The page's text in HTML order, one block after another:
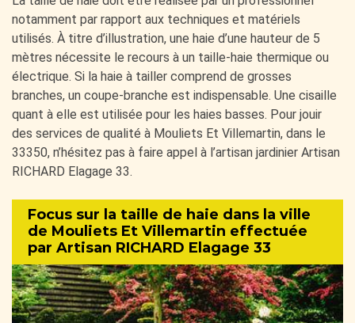
notamment par rapport aux techniques et matériels
utilisés. À titre d’illustration, une haie d’une hauteur de 5
mètres nécessite le recours à un taille-haie thermique ou
électrique. Si la haie à tailler comprend de grosses
branches, un coupe-branche est indispensable. Une cisaille
quant à elle est utilisée pour les haies basses. Pour jouir
des services de qualité à Mouliets Et Villemartin, dans le
33350, n’hésitez pas à faire appel à l’artisan jardinier Artisan
RICHARD Elagage 33.
Focus sur la taille de haie dans la ville
de Mouliets Et Villemartin effectuée
par Artisan RICHARD Elagage 33